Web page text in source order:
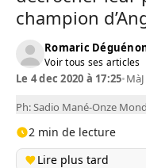
champion
Romaric
Voir tous ses articles
Le 4 dec 2020 à 17:25•
Ph: Sadio Mané-Onze
2 min de lecture
Lire plus tard